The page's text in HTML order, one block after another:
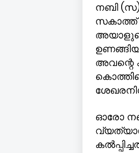
നബി
സകാത്ത്
അവന്റെ
ഓരോ